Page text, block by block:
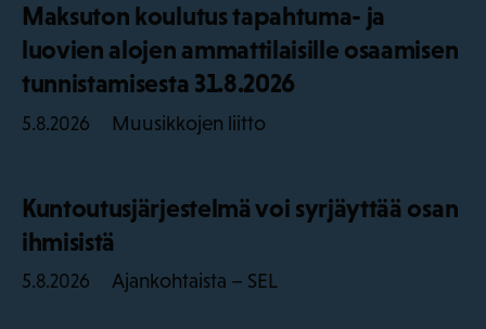
Maksuton koulutus tapahtuma- ja
luovien alojen ammattilaisille osaamisen
tunnistamisesta 31.8.2026
5.8.2026 Muusikkojen liitto
Kuntoutusjärjestelmä voi syrjäyttää osan
ihmisistä
5.8.2026 Ajankohtaista – SEL